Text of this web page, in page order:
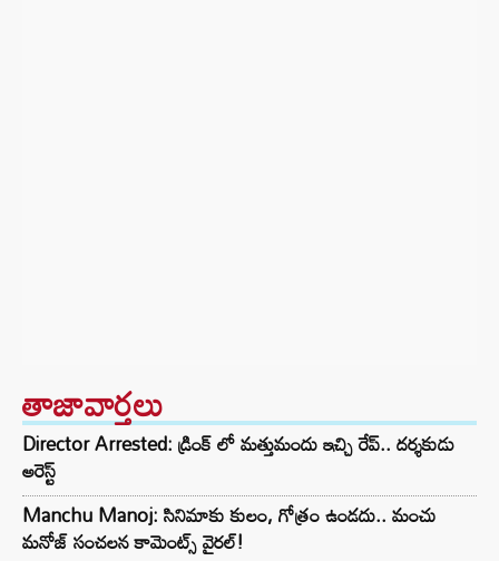
తాజావార్తలు
Director Arrested: డ్రింక్ లో మత్తుమందు ఇచ్చి రేప్.. దర్శకుడు
అరెస్ట్
Manchu Manoj: సినిమాకు కులం, గోత్రం ఉండదు.. మంచు
మనోజ్ సంచలన కామెంట్స్ వైరల్!